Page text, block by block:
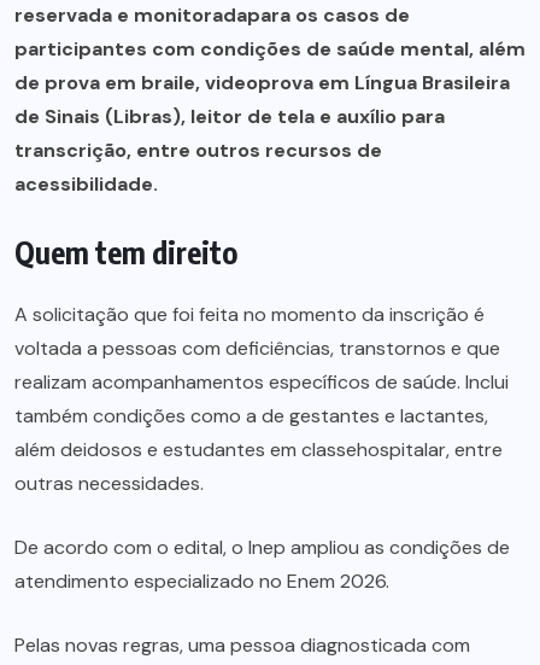
reservada e monitoradapara os casos de
participantes com condições de saúde mental, além
de prova em braile, videoprova em Língua Brasileira
de Sinais (Libras), leitor de tela e auxílio para
transcrição, entre outros recursos de
acessibilidade.
Quem tem direito
A solicitação que foi feita no momento da inscrição é
voltada a pessoas com deficiências, transtornos e que
realizam acompanhamentos específicos de saúde. Inclui
também condições como a de gestantes e lactantes,
além deidosos e estudantes em classehospitalar, entre
outras necessidades.
De acordo com o edital, o Inep ampliou as condições de
atendimento especializado no Enem 2026.
Pelas novas regras, uma pessoa diagnosticada com